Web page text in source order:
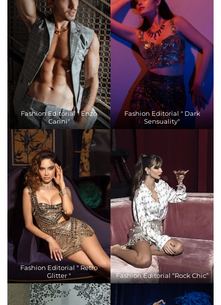
Fashion Editorial " Enzo
Carini"
Fashion Editorial " Dark
Sensuality"
Fashion Editorial " Retro
Glitter "
Fashion Editorial “Rock Chic”